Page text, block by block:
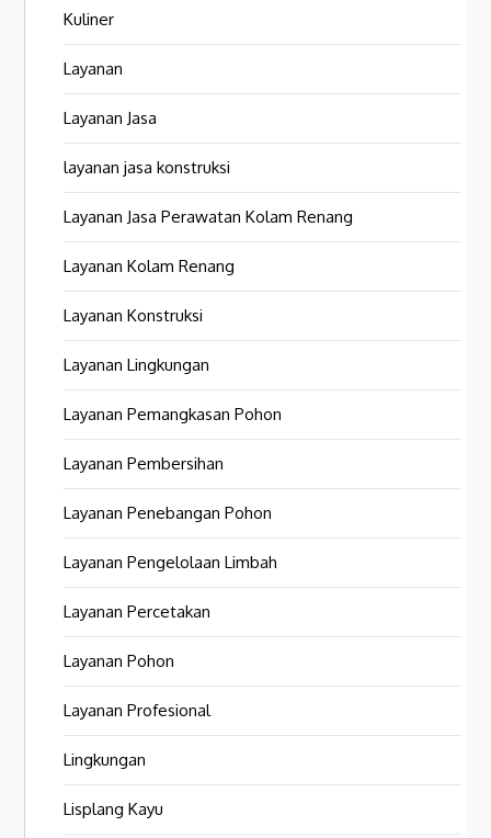
Kuliner
Layanan
Layanan Jasa
layanan jasa konstruksi
Layanan Jasa Perawatan Kolam Renang
Layanan Kolam Renang
Layanan Konstruksi
Layanan Lingkungan
Layanan Pemangkasan Pohon
Layanan Pembersihan
Layanan Penebangan Pohon
Layanan Pengelolaan Limbah
Layanan Percetakan
Layanan Pohon
Layanan Profesional
Lingkungan
Lisplang Kayu